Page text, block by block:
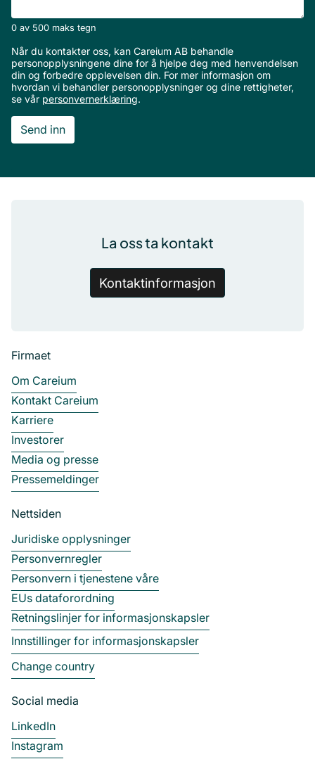
0 av 500 maks tegn
Når du kontakter oss, kan Careium AB behandle
personopplysningene dine for å hjelpe deg med henvendelsen
din og forbedre opplevelsen din. For mer informasjon om
hvordan vi behandler personopplysninger og dine rettigheter,
se vår personvernerklæring.
Firmaet
Om Careium
Kontakt Careium
Karriere
Investorer
Media og presse
Pressemeldinger
Nettsiden
Juridiske opplysninger
Personvernregler
Personvern i tjenestene våre
EUs dataforordning
Retningslinjer for informasjonskapsler
Innstillinger for informasjonskapsler
Change country
Social media
LinkedIn
Instagram
La oss ta kontakt
Kontaktinformasjon